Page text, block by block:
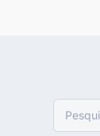
Pesquisar